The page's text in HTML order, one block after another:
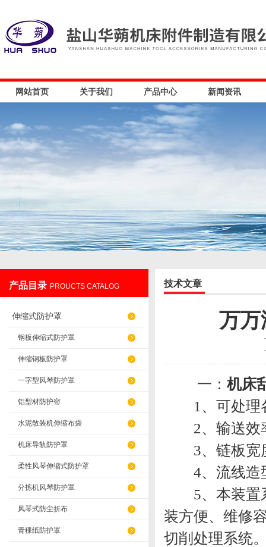
盐山华蒴机床附件制造有限公司
网站首页 关于我们 产品中心 新闻资讯
产品目录 PROUCTS CATALOG
伸缩式防护罩
钢板伸缩式防护罩
伸缩钢板防护罩
一字型风琴防护罩
铝型材防护帘
水泥散装机伸缩布袋
机床导轨防护罩
柔性风琴伸缩式防护罩
分拣机风琴防护罩
风琴式防尘折布
青稞纸防护罩
技术文章
万万
一： 机床
1、可处理各
2、输送效
3、链板宽度
4、流线造
5、本装置系
装方便、维修
切削处理系统